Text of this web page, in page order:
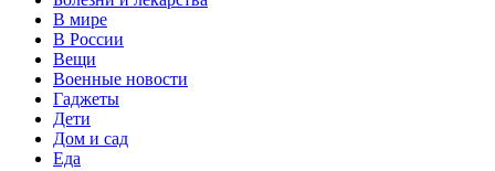
В мире
В России
Вещи
Военные новости
Гаджеты
Дети
Дом и сад
Еда